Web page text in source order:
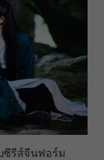
ซีรีส์จีนฟอร์ม